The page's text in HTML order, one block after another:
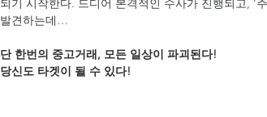
되기 시작한다. 드디어 본격적인 수사가 진행되고, '
발견하는데…
단 한번의 중고거래, 모든 일상이 파괴된다!
당신도 타겟이 될 수 있다!